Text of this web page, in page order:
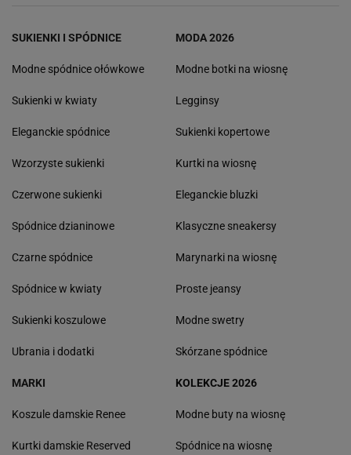
SUKIENKI I SPÓDNICE
Modne spódnice ołówkowe
Sukienki w kwiaty
Eleganckie spódnice
Wzorzyste sukienki
Czerwone sukienki
Spódnice dzianinowe
Czarne spódnice
Spódnice w kwiaty
Sukienki koszulowe
Ubrania i dodatki
MODA 2026
Modne botki na wiosnę
Legginsy
Sukienki kopertowe
Kurtki na wiosnę
Eleganckie bluzki
Klasyczne sneakersy
Marynarki na wiosnę
Proste jeansy
Modne swetry
Skórzane spódnice
MARKI
Koszule damskie Renee
Kurtki damskie Reserved
KOLEKCJE 2026
Modne buty na wiosnę
Spódnice na wiosnę